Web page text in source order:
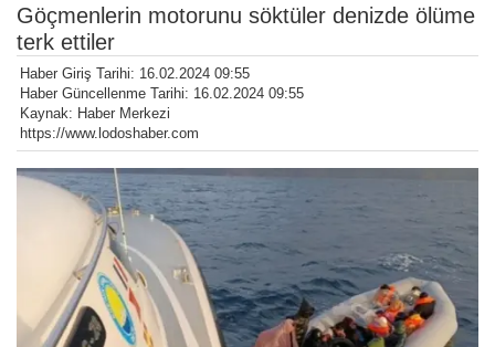
Göçmenlerin motorunu söktüler denizde ölüme
terk ettiler
Haber Giriş Tarihi: 16.02.2024 09:55
Haber Güncellenme Tarihi: 16.02.2024 09:55
Kaynak: Haber Merkezi
https://www.lodoshaber.com